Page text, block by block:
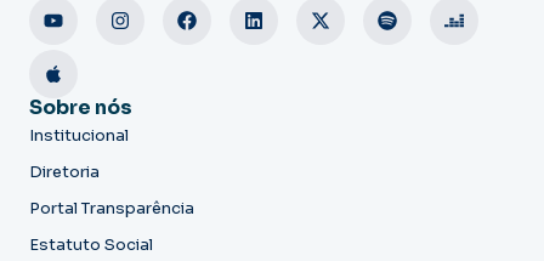
Sobre nós
Institucional
Diretoria
Portal Transparência
Estatuto Social